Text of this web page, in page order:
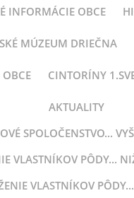
INFORMÁCIE OBCE
MÚZEUM DRIEČNA
CINTORÍNY
AKTUALITY
SPOLOČENSTVO...
VLASTNÍKOV PÔDY...
VLASTNÍKOV